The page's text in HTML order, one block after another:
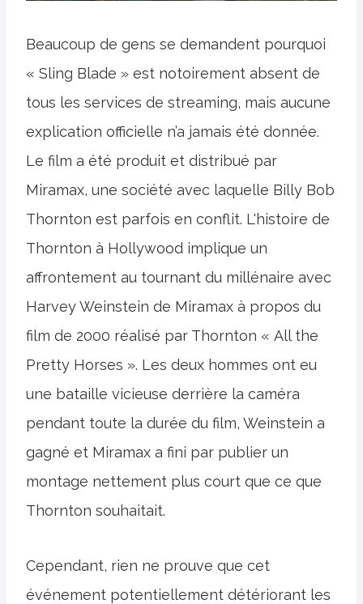
Beaucoup de gens se demandent pourquoi
« Sling Blade » est notoirement absent de
tous les services de streaming, mais aucune
explication officielle n’a jamais été donnée.
Le film a été produit et distribué par
Miramax, une société avec laquelle Billy Bob
Thornton est parfois en conflit. L'histoire de
Thornton à Hollywood implique un
affrontement au tournant du millénaire avec
Harvey Weinstein de Miramax à propos du
film de 2000 réalisé par Thornton « All the
Pretty Horses ». Les deux hommes ont eu
une bataille vicieuse derrière la caméra
pendant toute la durée du film, Weinstein a
gagné et Miramax a fini par publier un
montage nettement plus court que ce que
Thornton souhaitait.
Cependant, rien ne prouve que cet
événement potentiellement détériorant les